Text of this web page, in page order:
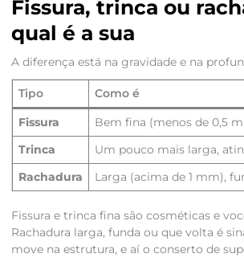
Fissura, trinca ou
qual é a sua
A diferença está na gravidade e na
Tipo Como é
Fissura Bem fina (menos de 0,5
Trinca Um pouco mais larga,
Rachadura Larga (acima de 1 mm),
Fissura e trinca fina são cosméticas e
Rachadura larga, funda ou que volta é
move na estrutura, e aí o conserto de